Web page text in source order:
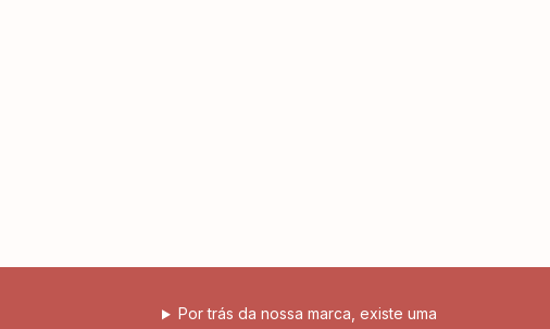
Por trás da nossa marca, existe uma